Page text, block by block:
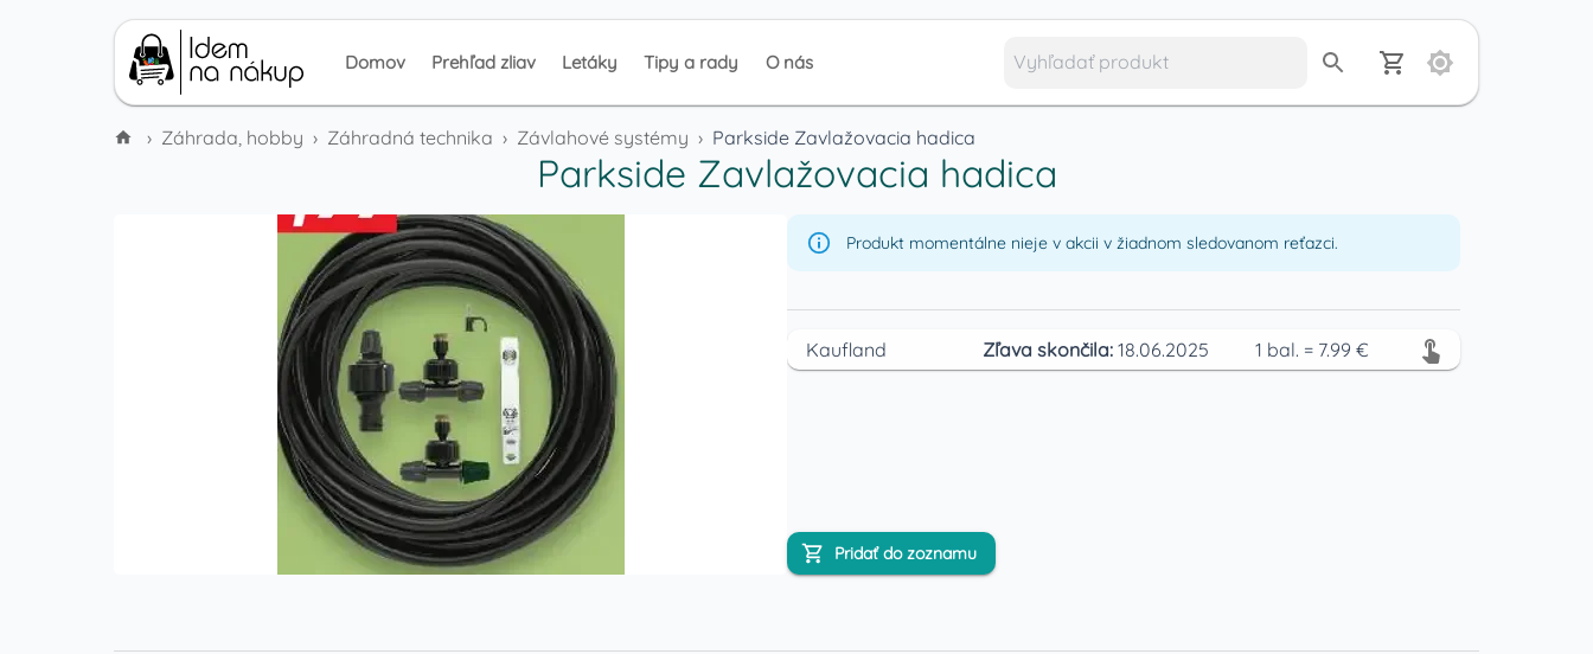
Domov Prehľad zliav Letáky Tipy a rady O nás
› Záhrada, hobby › Záhradná technika › Závlahové systémy › Parkside Zavlažovacia hadica
Parkside Zavlažovacia hadica
Produkt momentálne nieje v akcii v žiadnom sledovanom reťazci.
Kaufland Zľava skončila: 18.06.2025 1 bal. = 7.99 €
Pridať do zoznamu